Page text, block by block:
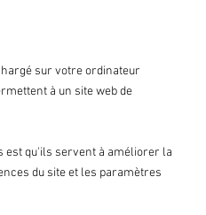
sur votre ordinateur
à un site web de
est qu'ils servent à améliorer la
du site et les paramètres